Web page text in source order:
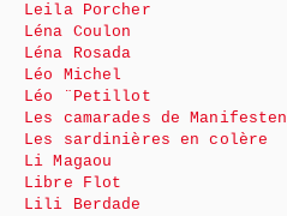
Leila Porcher
Léna Coulon
Léna Rosada
Léo Michel
Léo ¨Petillot
Les camarades de Manifesten
Les sardinières en colère
Li Magaou
Libre Flot
Lili Berdade